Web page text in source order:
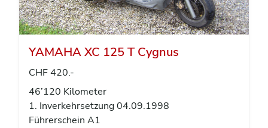
YAMAHA XC 125 T Cygnus
CHF 420.-
46’120 Kilometer
1. Inverkehrsetzung 04.09.1998
Führerschein A1